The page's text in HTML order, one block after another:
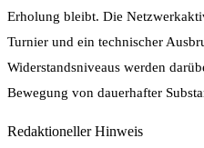
Erholung bleibt. Die
Turnier und ein technischer
Widerstandsniveaus werden
Bewegung von dauerhafter
Redaktioneller Hinweis